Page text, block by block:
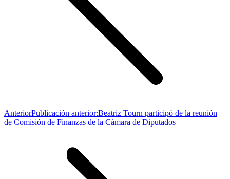
AnteriorPublicación anterior:Beatriz Tourn participó de la reunión
de Comisión de Finanzas de la Cámara de Diputados